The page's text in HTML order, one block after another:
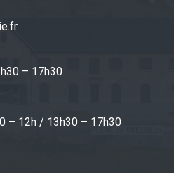
– 17h30
– 12h / 13h30 – 17h30